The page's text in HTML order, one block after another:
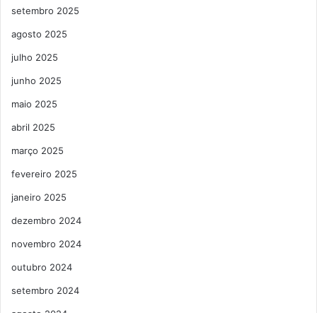
setembro 2025
agosto 2025
julho 2025
junho 2025
maio 2025
abril 2025
março 2025
fevereiro 2025
janeiro 2025
dezembro 2024
novembro 2024
outubro 2024
setembro 2024